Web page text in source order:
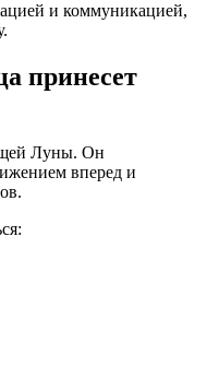
и коммуникацией,
принесет
Луны. Он
вперед и